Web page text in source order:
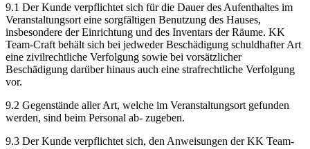
9.1 Der Kunde verpflichtet sich für die Dauer des Aufenthaltes im
Veranstaltungsort eine sorgfältigen Benutzung des Hauses,
insbesondere der Einrichtung und des Inventars der Räume. KK
Team-Craft behält sich bei jedweder Beschädigung schuldhafter Art
eine zivilrechtliche Verfolgung sowie bei vorsätzlicher
Beschädigung darüber hinaus auch eine strafrechtliche Verfolgung
vor.
9.2 Gegenstände aller Art, welche im Veranstaltungsort gefunden
werden, sind beim Personal ab- zugeben.
9.3 Der Kunde verpflichtet sich, den Anweisungen der KK Team-